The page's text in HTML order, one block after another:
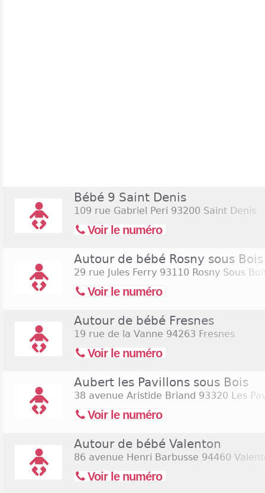
Bébé 9 Saint Denis
109 rue Gabriel Peri 93200 Saint Denis
Voir le numéro
Autour de bébé Rosny sous Bois
29 rue Jules Ferry 93110 Rosny Sous
Voir le numéro
Autour de bébé Fresnes
19 rue de la Vanne 94263 Fresnes
Voir le numéro
Aubert les Pavillons sous Bois
38 avenue Aristide Briand 93320 Les
Voir le numéro
Autour de bébé Valenton
86 avenue Henri Barbusse 94460
Voir le numéro